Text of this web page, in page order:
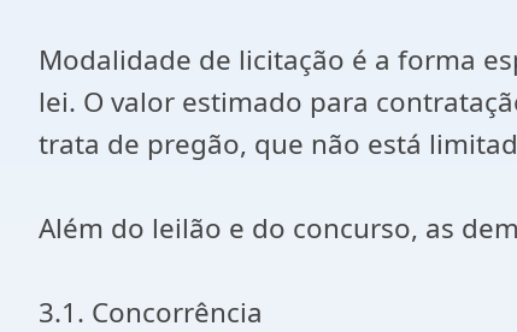
Modalidade de licitação é a forma
lei. O valor estimado para
trata de pregão, que não está
Além do leilão e do concurso, as
3.1. Concorrência